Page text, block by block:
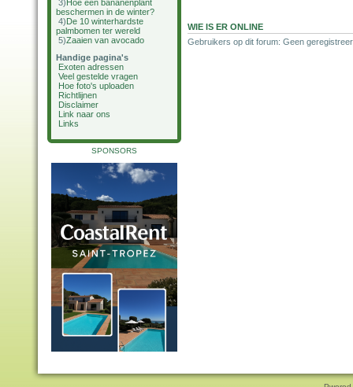
3)Hoe een bananenplant
beschermen in de winter?
4)De 10 winterhardste
palmbomen ter wereld
5)Zaaien van avocado
Handige pagina's
Exoten adressen
Veel gestelde vragen
Hoe foto's uploaden
Richtlijnen
Disclaimer
Link naar ons
Links
SPONSORS
WIE IS ER ONLINE
Gebruikers op dit forum: Geen